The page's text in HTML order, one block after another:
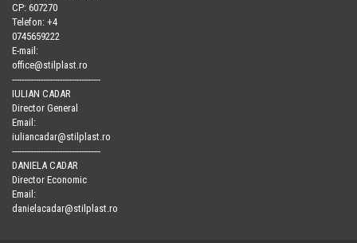
CP: 607270
Telefon: +4
0745659222
E-mail:
office@stilplast.ro
-------------------------------------
IULIAN CADAR
Director General
Email:
iuliancadar@stilplast.ro
-------------------------------------
DANIELA CADAR
Director Economic
Email:
danielacadar@stilplast.ro